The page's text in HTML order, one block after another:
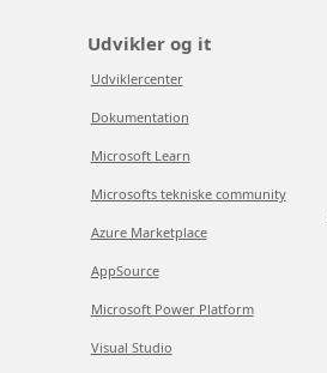
Udvikler og it
Udviklercenter
Dokumentation
Microsoft Learn
Microsofts tekniske community
Azure Marketplace
AppSource
Microsoft Power Platform
Visual Studio